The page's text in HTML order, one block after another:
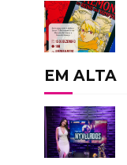
EM ALTA